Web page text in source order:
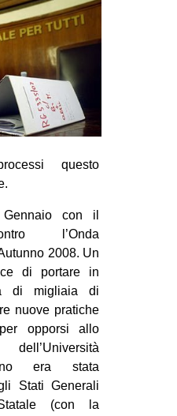
questo
con il
l’Onda
2008. Un
di portare in
di migliaia di
nuove pratiche
opporsi allo
dell’Università
era stata
Stati Generali
(con la